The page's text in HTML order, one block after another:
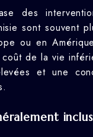
des
sont souvent
ou en
de la vie
et une
inclus